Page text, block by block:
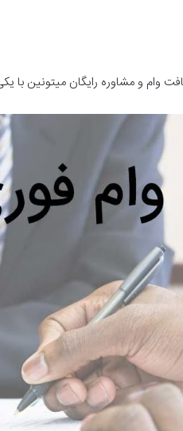
وام و مشاوره رایگان میتونین با